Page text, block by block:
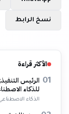
نسخ الرابط
الأكثر قراءة
01 الرئيس
للذكاء
الذكاء